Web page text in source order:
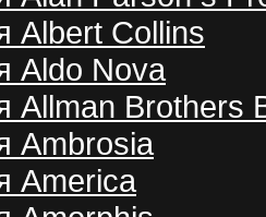
Albert Collins
Aldo Nova
Allman Brothers
Ambrosia
America